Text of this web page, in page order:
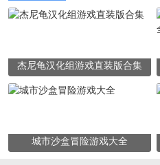
杰尼龟汉化组游戏直装版合集
城市沙盒冒险游戏大全